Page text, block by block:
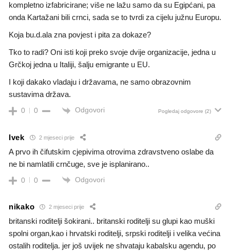
kompletno izfabricirane; više ne lažu samo da su Egipćani, pa
onda Kartažani bili crnci, sada se to tvrdi za cijelu južnu Europu.
Koja bu.d.ala zna povjest i pita za dokaze?
Tko to radi? Oni isti koji preko svoje dvije organizacije, jedna u
Grčkoj jedna u Italiji, šalju emigrante u EU.
I koji dakako vladaju i državama, ne samo obrazovnim
sustavima država.
0 0 Odgovori Pogledaj odgovore (2)
Ivek 2 mjeseci prije
A prvo ih čifutskim cjepivima otrovima zdravstveno oslabe da
ne bi namlatili crnčuge, sve je isplanirano..
0 0 Odgovori
nikako 2 mjeseci prije
britanski roditelji šokirani.. britanski roditelji su glupi kao muški
spolni organ,kao i hrvatski roditelji, srpski roditelji i velika većina
ostalih roditelja. jer još uvijek ne shvataju kabalsku agendu, po